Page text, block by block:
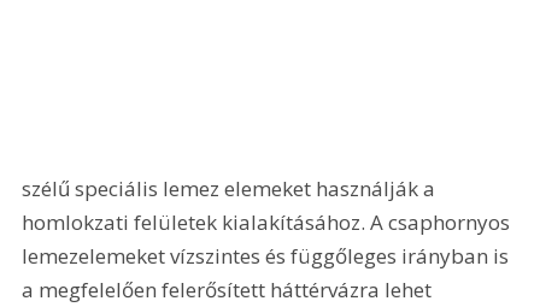
szélű speciális lemez elemeket használják a
homlokzati felületek kialakításához. A csaphornyos
lemezelemeket vízszintes és függőleges irányban is
a megfelelően felerősített háttérvázra lehet